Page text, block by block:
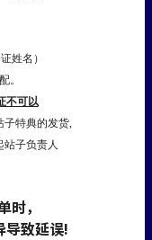
姓名）
。
不可以
子特典的发货,
站子负责人
，
导致延误!